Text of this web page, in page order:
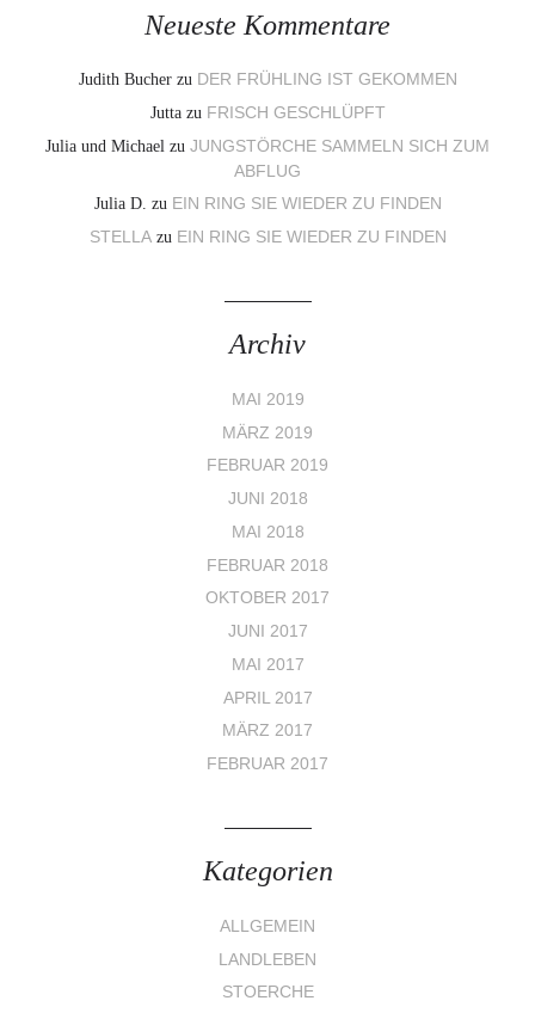
Neueste Kommentare
Judith Bucherzu DER FRÜHLING IST GEKOMMEN
Juttazu FRISCH GESCHLÜPFT
Julia und Michael zu JUNGSTÖRCHE SAMMELN SICH ZUM
ABFLUG
Julia D. zu EIN RING SIE WIEDER ZU FINDEN
STELLAzu EIN RING SIE WIEDER ZU FINDEN
Archiv
MAI 2019
MÄRZ 2019
FEBRUAR 2019
JUNI 2018
MAI 2018
FEBRUAR 2018
OKTOBER 2017
JUNI 2017
MAI 2017
APRIL 2017
MÄRZ 2017
FEBRUAR 2017
Kategorien
ALLGEMEIN
LANDLEBEN
STOERCHE